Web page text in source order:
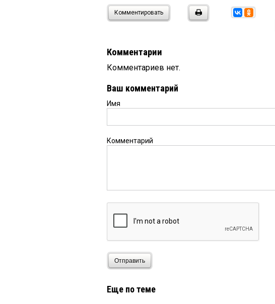
Комментировать
Комментарии
Комментариев нет.
Ваш комментарий
Имя
Комментарий
Отправить
Еще по теме